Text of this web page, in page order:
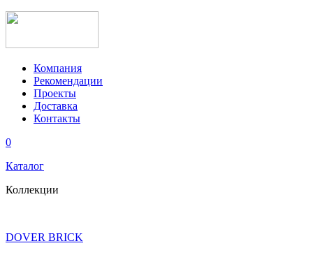
Компания
Рекомендации
Проекты
Доставка
Контакты
0
Каталог
Коллекции
DOVER BRICK